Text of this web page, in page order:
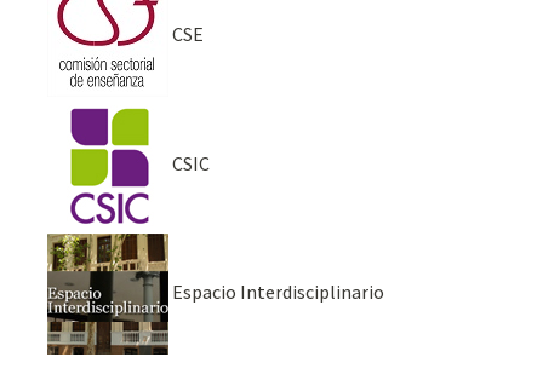
CSE
CSIC
Espacio Interdisciplinario